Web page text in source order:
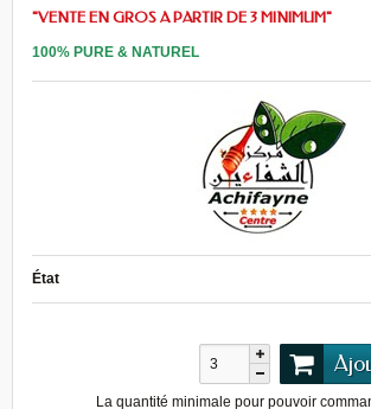
"VENTE EN GROS A PARTIR DE 3 MINIMUM"
100% PURE & NATUREL
État
La quantité minimale pour pouvoir